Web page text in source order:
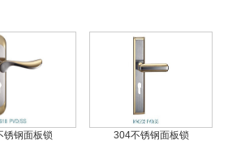
锈钢面板锁 304不锈钢面板锁